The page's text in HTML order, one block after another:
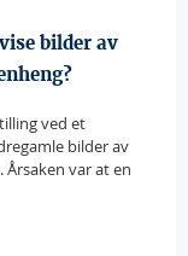
bilder av
ved et
bilder av
var at en